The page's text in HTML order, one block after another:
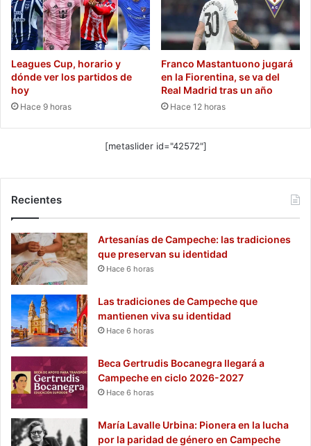
Leagues Cup, horario y
dónde ver los partidos de
hoy
Hace 9 horas
Franco Mastantuono jugará
en la Fiorentina, se va del
Real Madrid tras un año
Hace 12 horas
[metaslider id="42572"]
Recientes
Artesanías de Campeche: las tradiciones
que preservan su identidad
Hace 6 horas
Las tradiciones de Campeche que
mantienen viva su identidad
Hace 6 horas
Beca Gertrudis Bocanegra llegará a
Campeche en ciclo 2026-2027
Hace 6 horas
María Lavalle Urbina: Pionera en la lucha
por la paridad de género en Campeche